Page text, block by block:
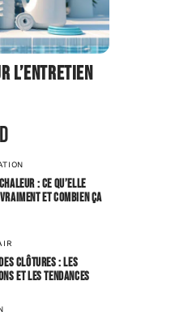
l’entretien
: ce qu’elle
et combien ça
clôtures : les
et les tendances